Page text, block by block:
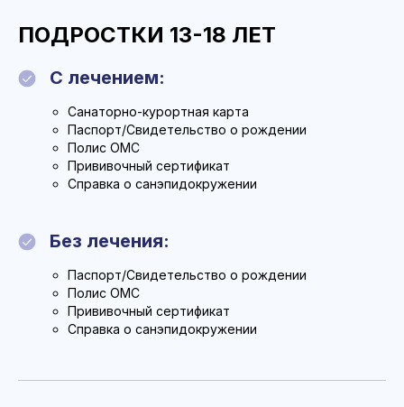
ПОДРОСТКИ 13-18 ЛЕТ
С лечением:
Санаторно-курортная карта
Паспорт/Свидетельство о рождении
Полис ОМС
Прививочный сертификат
Справка о санэпидокружении
Без лечения:
Паспорт/Свидетельство о рождении
Полис ОМС
Прививочный сертификат
Справка о санэпидокружении